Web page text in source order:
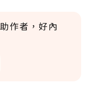
作者，好內